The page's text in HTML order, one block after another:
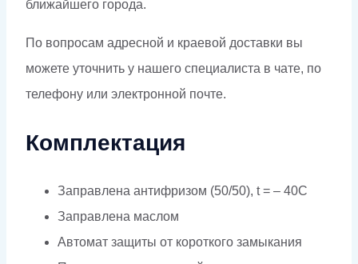
ближайшего города.
По вопросам адресной и краевой доставки вы
можете уточнить у нашего специалиста в чате, по
телефону или электронной почте.
Комплектация
Заправлена антифризом (50/50), t = – 40C
Заправлена маслом
Автомат защиты от короткого замыкания